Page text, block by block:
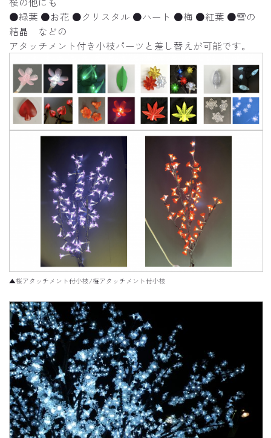
●緑葉 ●お花 ●クリスタル ●ハート ●梅 ●紅葉 ●雪の
結晶 などの
アタッチメント付き小枝パーツと差し替えが可能です。
▲桜アタッチメント付小枝/梅アタッチメント付小枝